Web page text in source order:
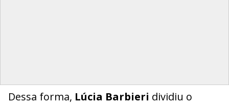
Dessa forma, Lúcia Barbieri dividiu o